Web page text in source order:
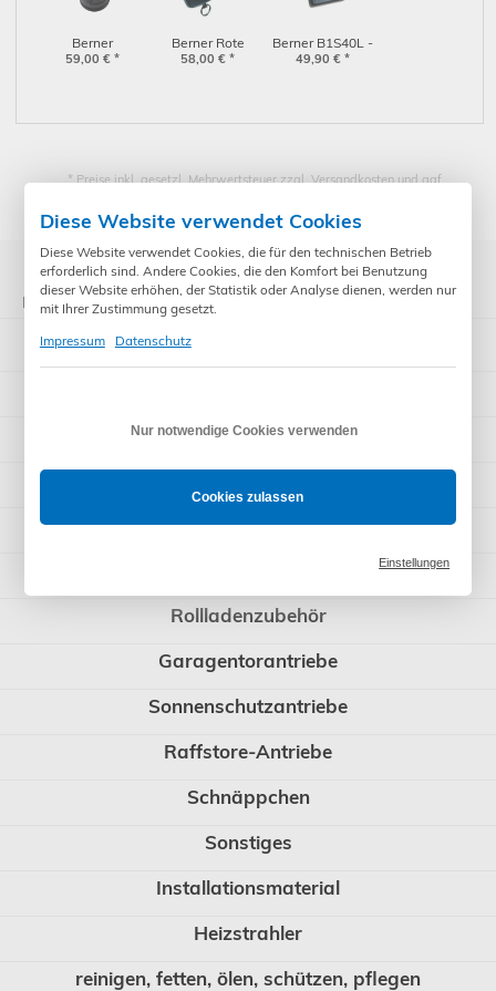
Berner
Funksender Blue
59,00 € *
Berner Rote
Diode
58,00 € *
Berner B1S40L -
1 Kanal Sender
49,90 € *
* Preise inkl. gesetzl. Mehrwertsteuer zzgl. Versandkosten und ggf.
Kategorien
Somfy Rohrmotoren
Rademacher
WIR elektronik
Rollladenzubehör
Garagentorantriebe
Sonnenschutzantriebe
Raffstore-Antriebe
Schnäppchen
Sonstiges
Installationsmaterial
Heizstrahler
reinigen, fetten, ölen, schützen, pflegen
Diese Website verwendet Cookies
Diese Website verwendet Cookies, die für den technischen Betrieb
erforderlich sind. Andere Cookies, die den Komfort bei Benutzung
dieser Website erhöhen, der Statistik oder Analyse dienen, werden nur
mit Ihrer Zustimmung gesetzt.
Impressum
Datenschutz
Nur notwendige Cookies verwenden
Cookies zulassen
Einstellungen